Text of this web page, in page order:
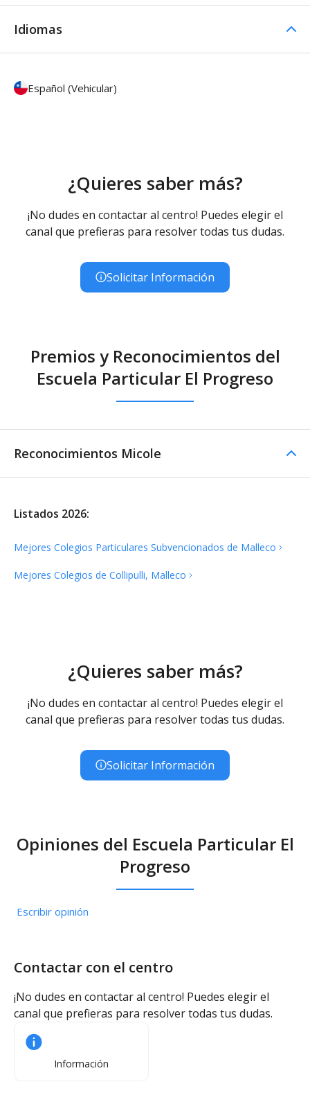
Idiomas
Español (Vehicular)
¿Quieres saber más?
¡No dudes en contactar al centro! Puedes elegir el
canal que prefieras para resolver todas tus dudas.
Solicitar Información
Premios y Reconocimientos del
Escuela Particular El Progreso
Reconocimientos Micole
Listados 2026:
Mejores Colegios Particulares Subvencionados de Malleco
Mejores Colegios de Collipulli, Malleco
¿Quieres saber más?
¡No dudes en contactar al centro! Puedes elegir el
canal que prefieras para resolver todas tus dudas.
Solicitar Información
Opiniones del Escuela Particular El
Progreso
Escribir opinión
Contactar con el centro
¡No dudes en contactar al centro! Puedes elegir el
canal que prefieras para resolver todas tus dudas.
Información